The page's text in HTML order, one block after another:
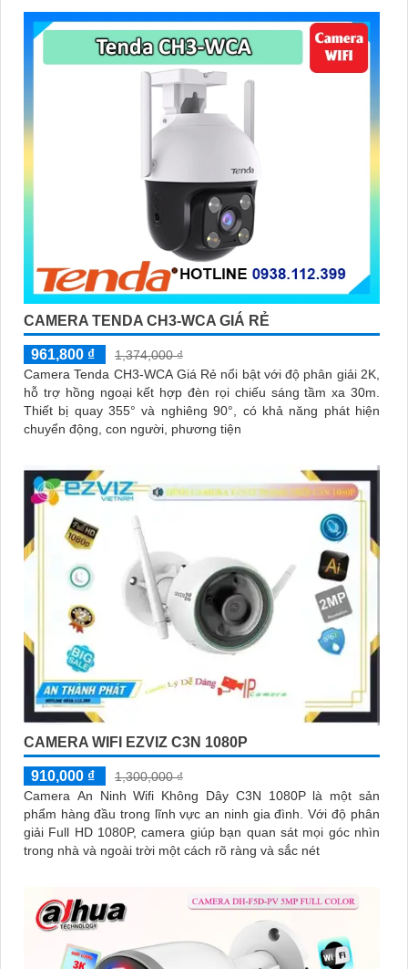
CAMERA TENDA CH3-WCA GIÁ RẺ
961,800 ₫
1,374,000 ₫
Camera Tenda CH3-WCA Giá Rẻ nổi bật với độ phân giải 2K,
hỗ trợ hồng ngoại kết hợp đèn rọi chiếu sáng tầm xa 30m.
Thiết bị quay 355° và nghiêng 90°, có khả năng phát hiện
chuyển động, con người, phương tiện
CAMERA WIFI EZVIZ C3N 1080P
910,000 ₫
1,300,000 ₫
Camera An Ninh Wifi Không Dây C3N 1080P là một sản
phẩm hàng đầu trong lĩnh vực an ninh gia đình. Với độ phân
giải Full HD 1080P, camera giúp bạn quan sát mọi góc nhìn
trong nhà và ngoài trời một cách rõ ràng và sắc nét